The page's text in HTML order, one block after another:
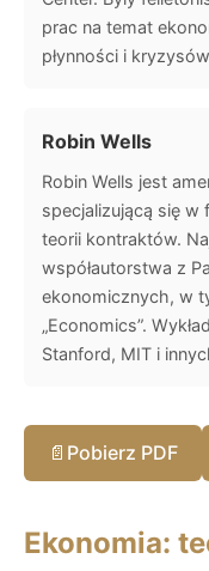
prac na temat
płynności i
Robin Wells
Robin Wells jest
specjalizującą się
teorii kontraktów.
współautorstwa z
ekonomicznych, w
„Economics”.
Stanford, MIT i
📄 Pobierz PDF
Ekonomia: